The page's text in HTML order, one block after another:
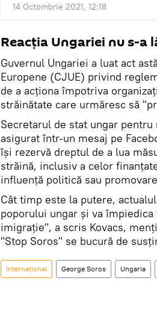
14 Octombrie 2021, 12:18
Reacția Ungariei nu s-a
Guvernul Ungariei a luat act
Europene (CJUE) privind
de a acţiona împotriva
străinătate care urmăresc să
Secretarul de stat ungar
asigurat într-un mesaj pe
îşi rezervă dreptul de a lua
străină, inclusiv a celor
influenţă politică sau
Cât timp este la putere,
poporului ungar şi va
imigraţie", a scris Kovacs,
"Stop Soros" se bucură de
Internaţional George Soros Ungaria